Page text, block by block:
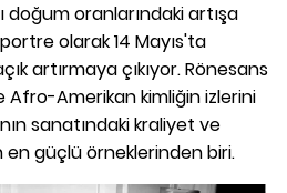
doğum oranlarındaki artışa
olarak 14 Mayıs'ta
artırmaya çıkıyor. Rönesans
Afro-Amerikan kimliğin izlerini
sanatındaki kraliyet ve
en güçlü örneklerinden biri.